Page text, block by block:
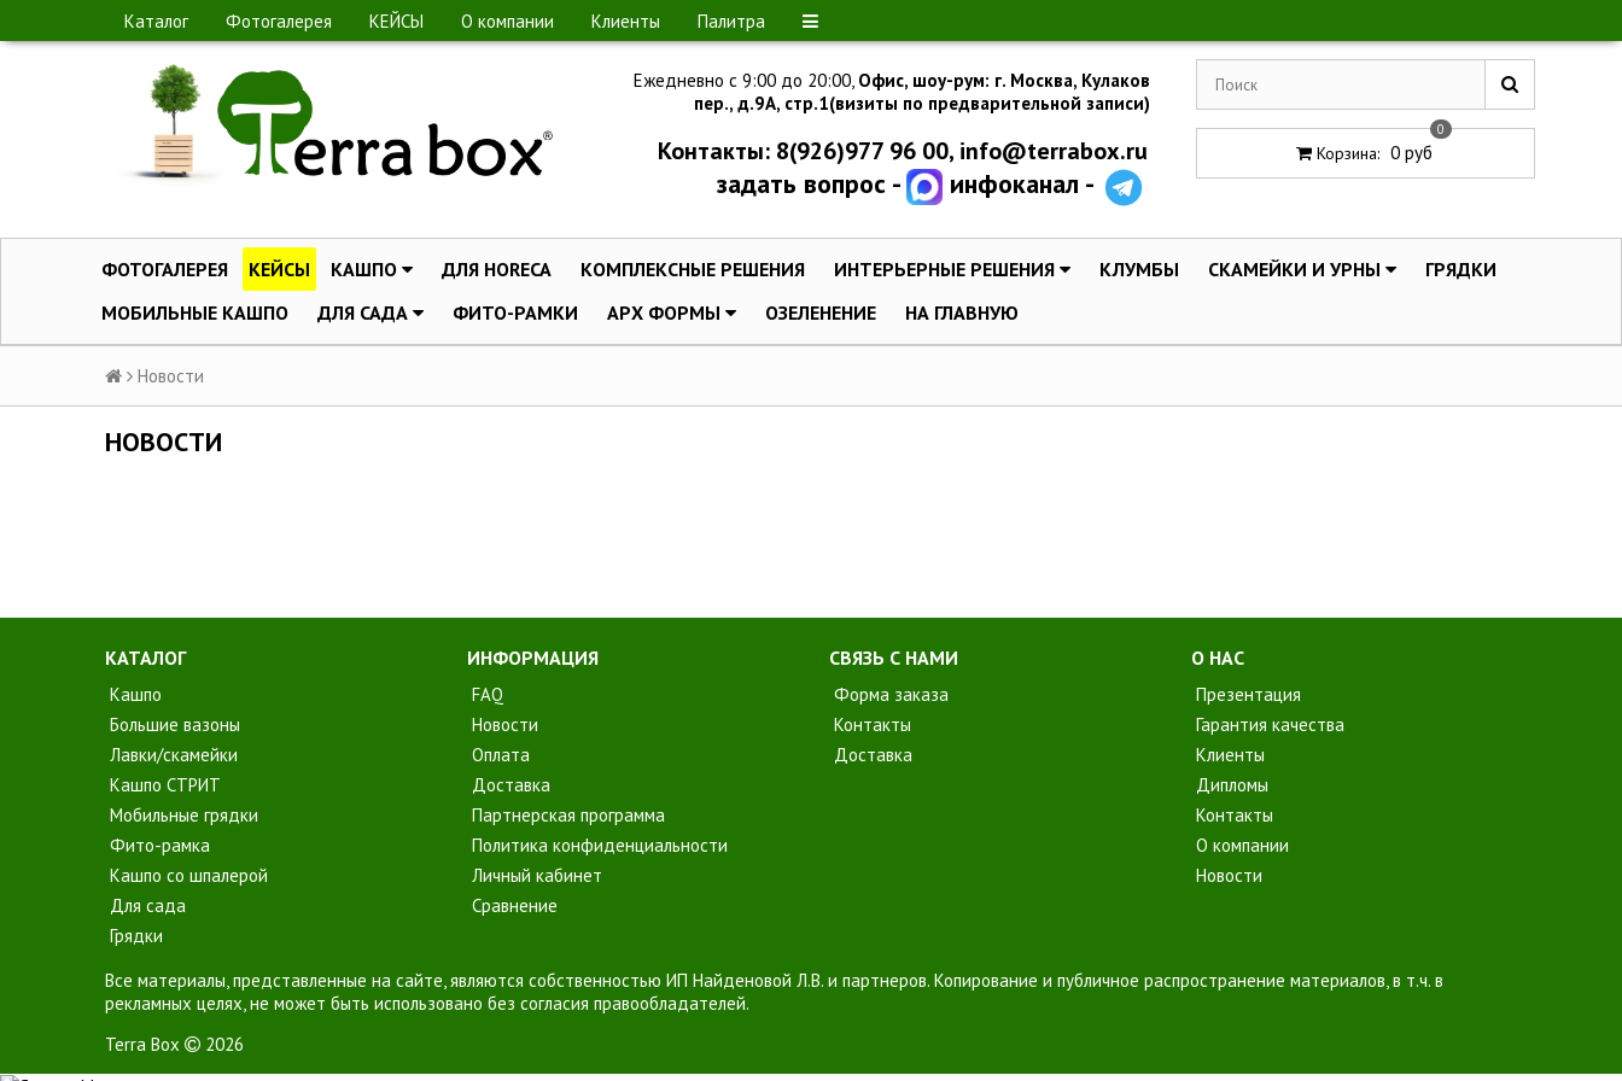
Каталог Фотогалерея КЕЙСЫ О компании Клиенты Палитра
Ежедневно с 9:00 до 20:00, Офис, шоу-рум: г. Москва, Кулаков
пер., д.9А, стр.1(визиты по предварительной записи)
Контакты: 8(926)977 96 00, info@terrabox.ru
задать вопрос - инфоканал -
Корзина:
0
0 руб
ФОТОГАЛЕРЕЯ КЕЙСЫ КАШПО ДЛЯ HORECA КОМПЛЕКСНЫЕ РЕШЕНИЯ ИНТЕРЬЕРНЫЕ РЕШЕНИЯ КЛУМБЫ СКАМЕЙКИ И УРНЫ
ГРЯДКИ
МОБИЛЬНЫЕ КАШПО
ДЛЯ САДА ФИТО-РАМКИ АРХ ФОРМЫ ОЗЕЛЕНЕНИЕ НА ГЛАВНУЮ
Новости
НОВОСТИ
КАТАЛОГ
Кашпо
Большие вазоны
Лавки/скамейки
Кашпо СТРИТ
Мобильные грядки
Фито-рамка
Кашпо со шпалерой
Для сада
Грядки
ИНФОРМАЦИЯ
FAQ
Новости
Оплата
Доставка
Партнерская программа
Политика конфиденциальности
Личный кабинет
Сравнение
СВЯЗЬ С НАМИ
Форма заказа
Контакты
Доставка
О НАС
Презентация
Гарантия качества
Клиенты
Дипломы
Контакты
О компании
Новости
Все материалы, представленные на сайте, являются собственностью ИП Найденовой Л.В. и партнеров. Копирование и публичное распространение материалов, в т.ч. в
рекламных целях, не может быть использовано без согласия правообладателей.
Terra Box
2026